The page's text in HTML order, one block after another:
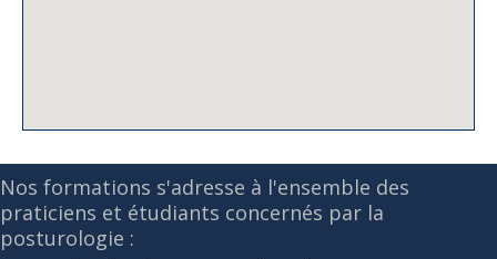
Nos formations s'adresse à l'ensemble des
praticiens et étudiants concernés par la
posturologie :